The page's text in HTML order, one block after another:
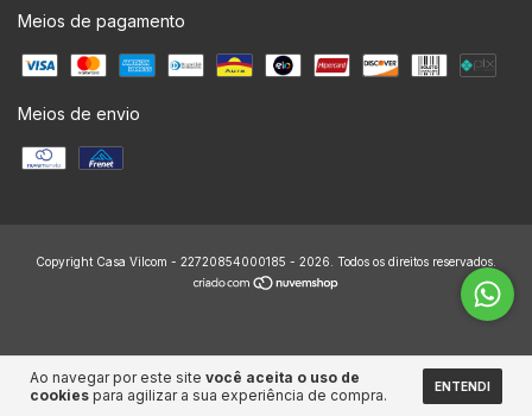
Ao navegar por este site você aceita o uso de
cookies para agilizar a sua experiência de compra. ENTENDI
Meios de pagamento
Meios de envio
Copyright Casa Vilcom - 22720854000185 - 2026. Todos os direitos reservados.